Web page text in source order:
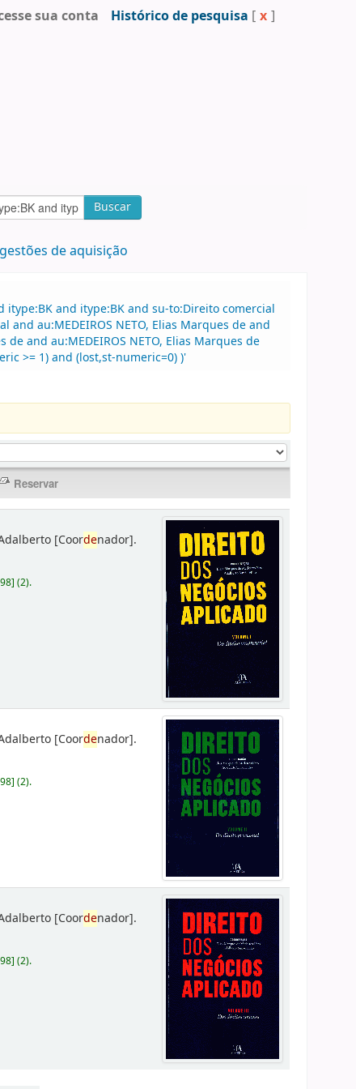
sua conta Histórico de pesquisa [ x ]
Buscar
de aquisição
itype:BK and itype:BK and su-to:Direito comercial
au:MEDEIROS NETO, Elias Marques de and
de and au:MEDEIROS NETO, Elias Marques de
>= 1) and (lost,st-numeric=0) )'
[Coordenador].
](2).
[Coordenador].
](2).
[Coordenador].
](2).